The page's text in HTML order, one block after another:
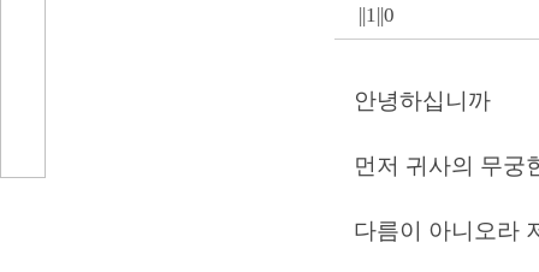
||1||0
안녕하십니까
먼저 귀사의 무궁
다름이 아니오라